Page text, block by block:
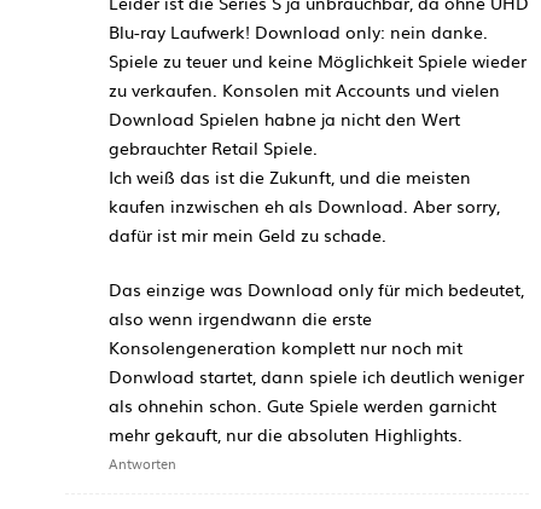
Blu-ray Laufwerk! Download only: nein danke.
Spiele zu teuer und keine Möglichkeit Spiele wieder
zu verkaufen. Konsolen mit Accounts und vielen
Download Spielen habne ja nicht den Wert
gebrauchter Retail Spiele.
Ich weiß das ist die Zukunft, und die meisten
kaufen inzwischen eh als Download. Aber sorry,
dafür ist mir mein Geld zu schade.
Das einzige was Download only für mich bedeutet,
also wenn irgendwann die erste
Konsolengeneration komplett nur noch mit
Donwload startet, dann spiele ich deutlich weniger
als ohnehin schon. Gute Spiele werden garnicht
mehr gekauft, nur die absoluten Highlights.
Antworten